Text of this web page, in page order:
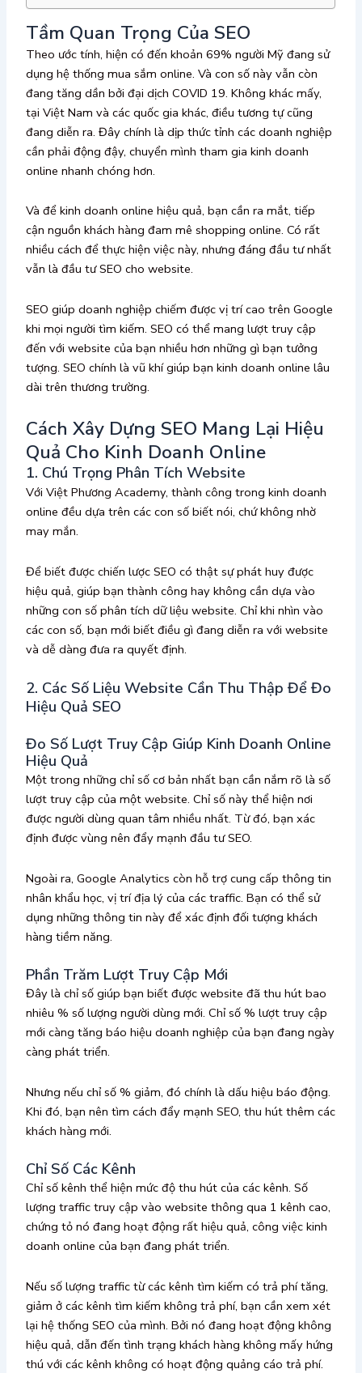
Tầm Quan Trọng Của SEO
Theo ước tính, hiện có đến khoản 69% người Mỹ đang sử
dụng hệ thống mua sắm online. Và con số này vẫn còn
đang tăng dần bởi đại dịch COVID 19. Không khác mấy,
tại Việt Nam và các quốc gia khác, điều tương tự cũng
đang diễn ra. Đây chính là dịp thức tỉnh các doanh nghiệp
cần phải động đậy, chuyển mình tham gia kinh doanh
online nhanh chóng hơn.
Và để kinh doanh online hiệu quả, bạn cần ra mắt, tiếp
cận nguồn khách hàng đam mê shopping online. Có rất
nhiều cách để thực hiện việc này, nhưng đáng đầu tư nhất
vẫn là đầu tư SEO cho website.
SEO giúp doanh nghiệp chiếm được vị trí cao trên Google
khi mọi người tìm kiếm. SEO có thể mang lượt truy cập
đến với website của bạn nhiều hơn những gì bạn tưởng
tượng. SEO chính là vũ khí giúp bạn kinh doanh online lâu
dài trên thương trường.
Cách Xây Dựng SEO Mang Lại Hiệu
Quả Cho Kinh Doanh Online
1. Chú Trọng Phân Tích Website
Với Việt Phương Academy, thành công trong kinh doanh
online đều dựa trên các con số biết nói, chứ không nhờ
may mắn.
Để biết được chiến lược SEO có thật sự phát huy được
hiệu quả, giúp bạn thành công hay không cần dựa vào
những con số phân tích dữ liệu website. Chỉ khi nhìn vào
các con số, bạn mới biết điều gì đang diễn ra với website
và dễ dàng đưa ra quyết định.
2. Các Số Liệu Website Cần Thu Thập Để Đo
Hiệu Quả SEO
Đo Số Lượt Truy Cập Giúp Kinh Doanh Online
Hiệu Quả
Một trong những chỉ số cơ bản nhất bạn cần nắm rõ là số
lượt truy cập của một website. Chỉ số này thể hiện nơi
được người dùng quan tâm nhiều nhất. Từ đó, bạn xác
định được vùng nên đẩy mạnh đầu tư SEO.
Ngoài ra, Google Analytics còn hỗ trợ cung cấp thông tin
nhân khẩu học, vị trí địa lý của các traffic. Bạn có thể sử
dụng những thông tin này để xác định đối tượng khách
hàng tiềm năng.
Phần Trăm Lượt Truy Cập Mới
Đây là chỉ số giúp bạn biết được website đã thu hút bao
nhiêu % số lượng người dùng mới. Chỉ số % lượt truy cập
mới càng tăng báo hiệu doanh nghiệp của bạn đang ngày
càng phát triển.
Nhưng nếu chỉ số % giảm, đó chính là dấu hiệu báo động.
Khi đó, bạn nên tìm cách đẩy mạnh SEO, thu hút thêm các
khách hàng mới.
Chỉ Số Các Kênh
Chỉ số kênh thể hiện mức độ thu hút của các kênh. Số
lượng traffic truy cập vào website thông qua 1 kênh cao,
chứng tỏ nó đang hoạt động rất hiệu quả, công việc kinh
doanh online của bạn đang phát triển.
Nếu số lượng traffic từ các kênh tìm kiếm có trả phí tăng,
giảm ở các kênh tìm kiếm không trả phí, bạn cần xem xét
lại hệ thống SEO của mình. Bởi nó đang hoạt động không
hiệu quả, dẫn đến tình trạng khách hàng không mấy hứng
thú với các kênh không có hoạt động quảng cáo trả phí.